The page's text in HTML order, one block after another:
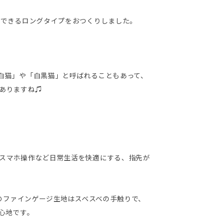
きるロングタイプをおつくりしました。
」や「白黒猫」と呼ばれることもあって、
りますね♫
マホ操作など日常生活を快適にする、指先が
ァインゲージ生地はスベスベの手触りで、
地です。